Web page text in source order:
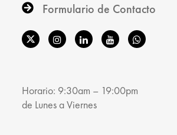
Formulario de Contacto
Horario: 9:30am – 19:00pm
de Lunes a Viernes